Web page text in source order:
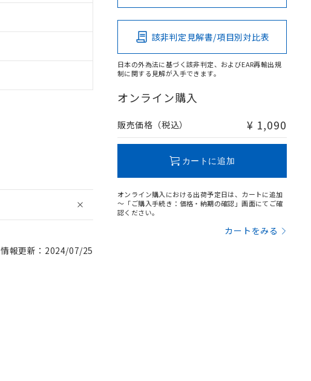
情報更新：2024/07/25
該非判定見解書/項目別対比表
日本の外為法に基づく該非判定、およびEAR再輸出規
制に関する見解が入手できます。
オンライン購入
販売価格（税込） ¥ 1,090
カートに追加
オンライン購入における出荷予定日は、カートに追加
～「ご購入手続き：価格・納期の確認」画面にてご確
認ください。
カートをみる